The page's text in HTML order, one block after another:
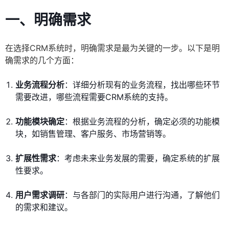
一、明确需求
在选择CRM系统时，明确需求是最为关键的一步。以下是明
确需求的几个方面：
业务流程分析：详细分析现有的业务流程，找出哪些环节
需要改进，哪些流程需要CRM系统的支持。
功能模块确定：根据业务流程的分析，确定必须的功能模
块，如销售管理、客户服务、市场营销等。
扩展性需求：考虑未来业务发展的需要，确定系统的扩展
性要求。
用户需求调研：与各部门的实际用户进行沟通，了解他们
的需求和建议。